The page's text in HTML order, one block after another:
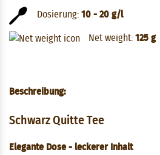
Dosierung: 10 - 20 g/l
Net weight: 125 g
Beschreibung:
Schwarz Quitte Tee
Elegante Dose - leckerer Inhalt